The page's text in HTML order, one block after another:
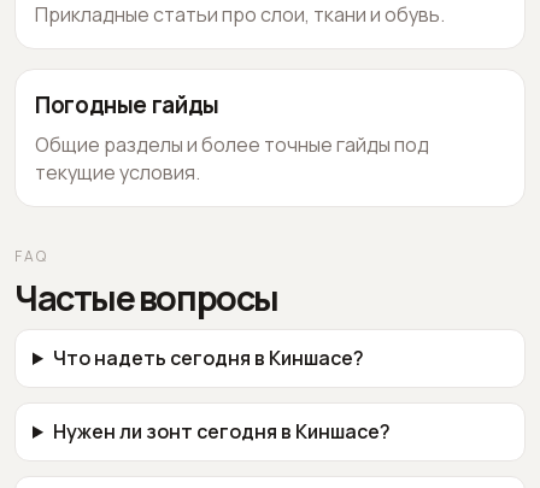
Прикладные статьи про слои, ткани и обувь.
Погодные гайды
Общие разделы и более точные гайды под
текущие условия.
FAQ
Частые вопросы
Что надеть сегодня в Киншасе?
Нужен ли зонт сегодня в Киншасе?